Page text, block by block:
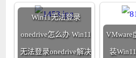
Win11无法登录
onedrive怎么办 Win11
无法登录onedrive解决
VMware
装